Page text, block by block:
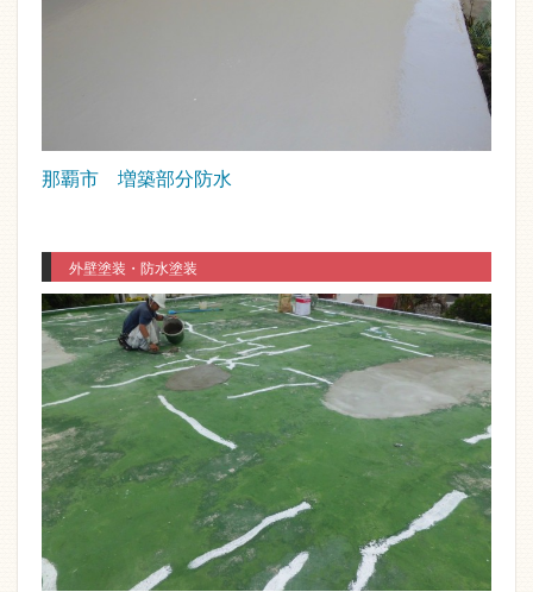
那覇市 増築部分防水
外壁塗装・防水塗装